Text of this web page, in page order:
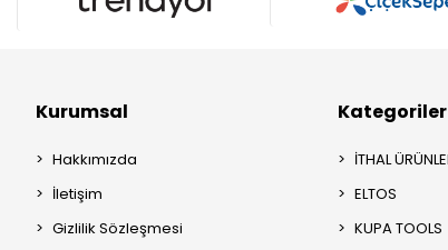
Kurumsal
Hakkımızda
İletişim
Gizlilik Sözleşmesi
Kategoriler
İTHAL
ELTOS
KUPA TOOLS